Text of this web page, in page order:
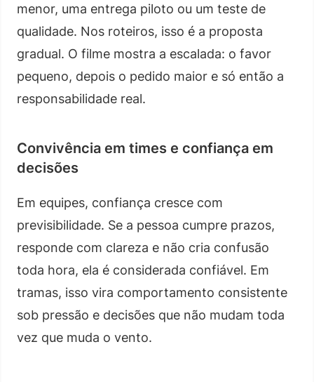
menor, uma entrega piloto ou um teste de
qualidade. Nos roteiros, isso é a proposta
gradual. O filme mostra a escalada: o favor
pequeno, depois o pedido maior e só então a
responsabilidade real.
Convivência em times e confiança em
decisões
Em equipes, confiança cresce com
previsibilidade. Se a pessoa cumpre prazos,
responde com clareza e não cria confusão
toda hora, ela é considerada confiável. Em
tramas, isso vira comportamento consistente
sob pressão e decisões que não mudam toda
vez que muda o vento.